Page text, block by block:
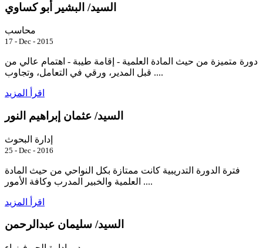
السيد/ البشير أبو كساوي
محاسب
17 - Dec - 2015
دورة متميزة من حيث المادة العلمية - إقامة طيبة - اهتمام عالي من
قبل المدير، ورقي في التعامل، وتجاوب ....
اقرأ المزيد
السيد/ عثمان إبراهيم النور
إدارة البحوث
25 - Dec - 2016
فترة الدورة التدريبية كانت ممتازة بكل النواحي من حيث المادة
العلمية والخبير المدرب وكافة الأمور ....
اقرأ المزيد
السيد/ سليمان عبدالرحمن